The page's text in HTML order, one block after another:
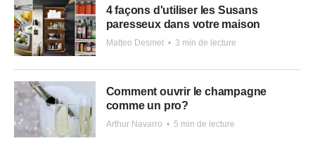
4 façons d'utiliser les Susans
paresseux dans votre maison
Matteo Desmet • 3 min de lecture
Comment ouvrir le champagne
comme un pro?
Arthur Navarro • 5 min de lecture